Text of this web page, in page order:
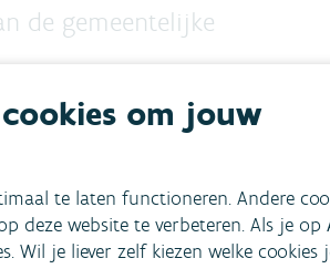
de gemeentelijke
om jouw
te laten functioneren. Andere
deze website te verbeteren. Als je op
Wil je liever zelf kiezen welke cookies